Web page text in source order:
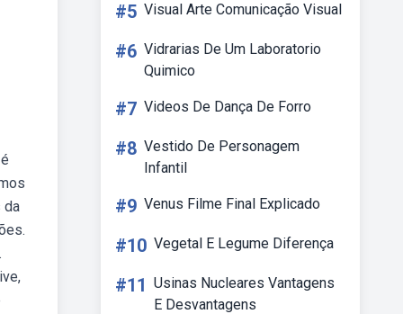
da
#5 Visual Arte Comunicação Visual
#6 Vidrarias De Um Laboratorio
Quimico
#7 Videos De Dança De Forro
#8 Vestido De Personagem
Infantil
#9 Venus Filme Final Explicado
#10 Vegetal E Legume Diferença
#11 Usinas Nucleares Vantagens
E Desvantagens